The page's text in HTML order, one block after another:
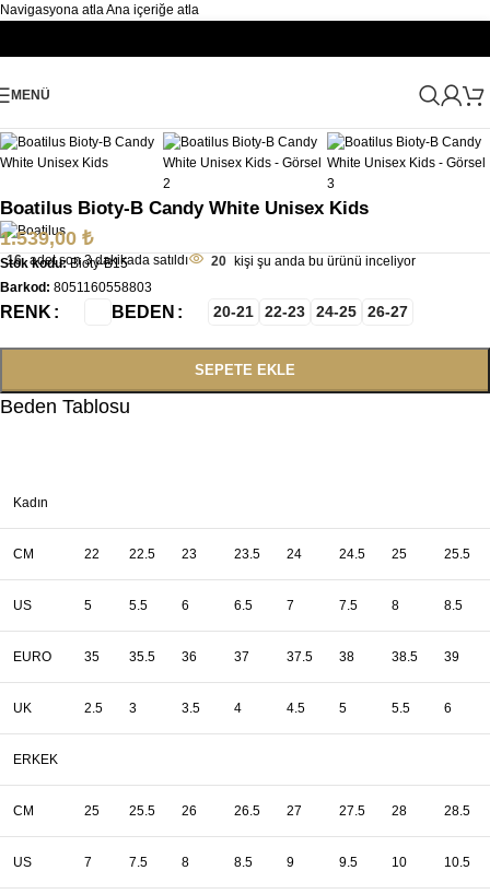
Navigasyona atlaAna içeriğe atla
MENÜ
Ana Sayfa
Boatilus Bioty-B Candy White Unisex Kids
1.539,00 ₺
16 adet son 3 dakikada satıldı 20 kişi şu anda bu ürünü inceliyor
Stok kodu:Bioty-B15
Barkod: 8051160558803
RENK BEDEN 20-21 22-23 24-25 26-27
SEPETE EKLE
Beden Tablosu
Kadın
CM 22 22.5 23 23.5 24 24.5 25 25.5
US 5 5.5 6 6.5 7 7.5 8 8.5
EURO 35 35.5 36 37 37.5 38 38.5 39
UK 2.5 3 3.5 4 4.5 5 5.5 6
ERKEK
CM 25 25.5 26 26.5 27 27.5 28 28.5
US 7 7.5 8 8.5 9 9.5 10 10.5